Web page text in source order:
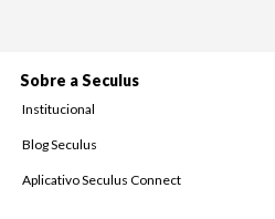
Sobre a Seculus
Institucional
Blog Seculus
Aplicativo Seculus Connect